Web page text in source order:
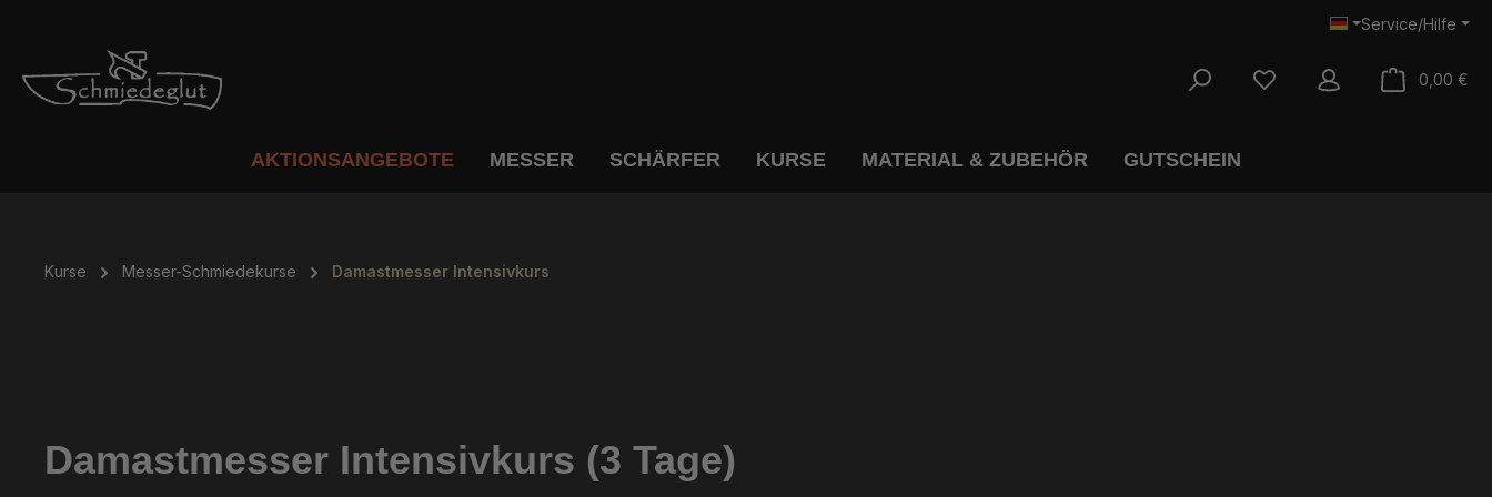
Service/Hilfe
0,00 €
AKTIONSANGEBOTE MESSER SCHÄRFER KURSE MATERIAL & ZUBEHÖR GUTSCHEIN
Kurse Messer-Schmiedekurse Damastmesser Intensivkurs
Damastmesser Intensivkurs (3 Tage)